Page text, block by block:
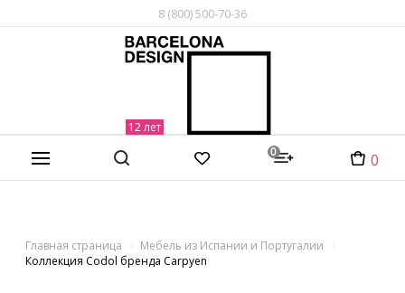
8 (800) 500-70-36
0 0
Главная страница
Мебель из Испании и Португалии
Коллекция Codol бренда Carpyen